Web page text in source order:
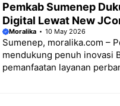
Pemkab Sumenep
Digital Lewat New
Moralika 10 May 2026
Sumenep, moralika.com –
mendukung penuh inovasi
pemanfaatan layanan